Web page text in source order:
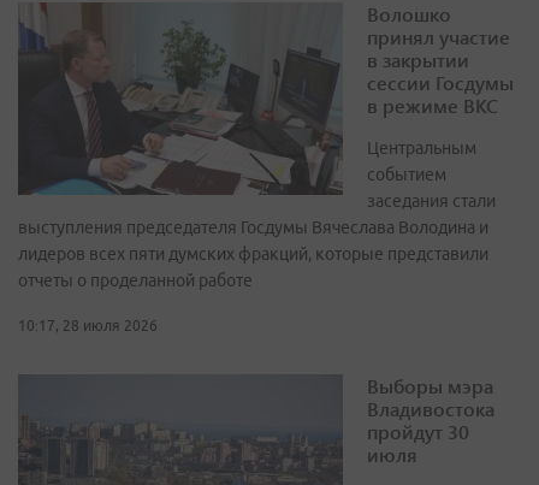
Волошко
принял участие
в закрытии
сессии Госдумы
в режиме ВКС
Центральным
событием
заседания стали
выступления председателя Госдумы Вячеслава Володина и
лидеров всех пяти думских фракций, которые представили
отчеты о проделанной работе
10:17, 28 июля 2026
Выборы мэра
Владивостока
пройдут 30
июля